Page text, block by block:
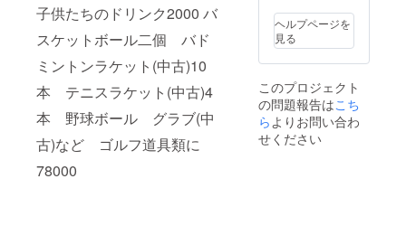
子供たちのドリンク2000 バ
スケットボール二個 バド
ミントンラケット(中古)10
本 テニスラケット(中古)4
本 野球ボール グラブ(中
古)など ゴルフ道具類に
78000
ヘルプページを
見る
このプロジェクト
の問題報告はこち
らよりお問い合わ
せください